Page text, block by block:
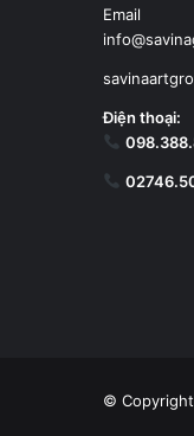
Email
Điện thoại:
©